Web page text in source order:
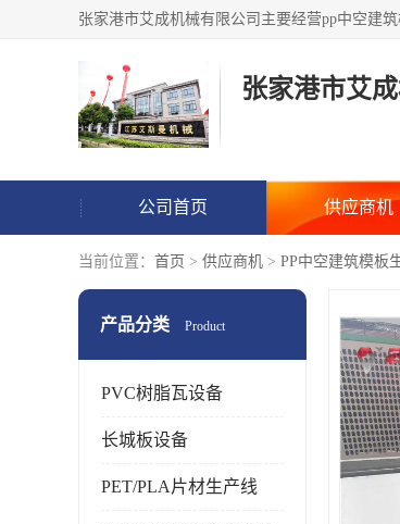
张家港市艾
公司首页 供应商机
当前位置： 首页 > 供应商机 > PP中空建筑模板
产品分类 Product
PVC树脂瓦设备
长城板设备
PET/PLA片材生产线